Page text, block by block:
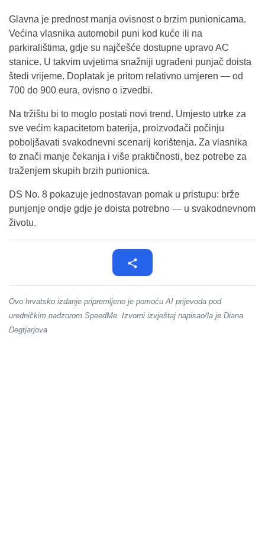
Glavna je prednost manja ovisnost o brzim punionicama.
Većina vlasnika automobil puni kod kuće ili na
parkiralištima, gdje su najčešće dostupne upravo AC
stanice. U takvim uvjetima snažniji ugrađeni punjač doista
štedi vrijeme. Doplatak je pritom relativno umjeren — od
700 do 900 eura, ovisno o izvedbi.
Na tržištu bi to moglo postati novi trend. Umjesto utrke za
sve većim kapacitetom baterija, proizvođači počinju
poboljšavati svakodnevni scenarij korištenja. Za vlasnika
to znači manje čekanja i više praktičnosti, bez potrebe za
traženjem skupih brzih punionica.
DS No. 8 pokazuje jednostavan pomak u pristupu: brže
punjenje ondje gdje je doista potrebno — u svakodnevnom
životu.
Ovo hrvatsko izdanje pripremljeno je pomoću AI prijevoda pod
uredničkim nadzorom SpeedMe. Izvorni izvještaj napisao/la je Diana
Degtjarjova